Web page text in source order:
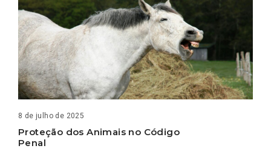
8 de julho de 2025
Proteção dos Animais no Código
Penal